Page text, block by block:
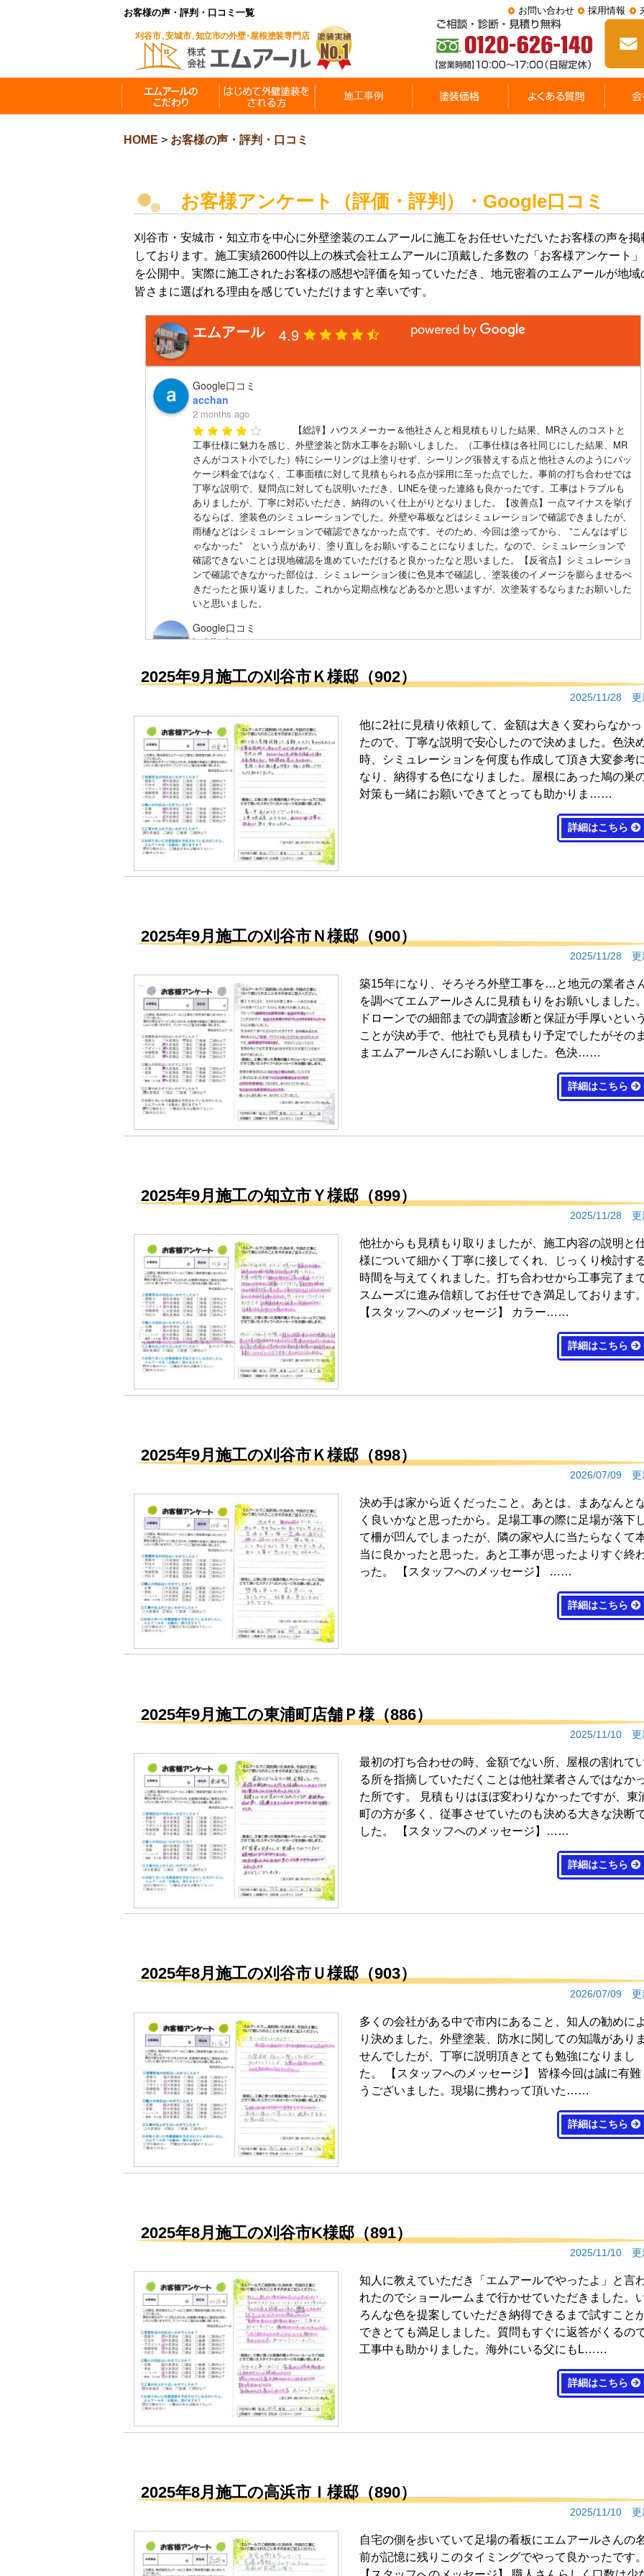
お客様の声・評判・口コミ一覧 お問い合わせ 採用情報
HOME > お客様の声・評判・口コミ
お客様アンケート（評価・評判）・Google口コミ
刈谷市・安城市・知立市を中心に外壁塗装のエムアールに施工をお任せいただいたお客様の声を掲
しております。施工実績2600件以上の株式会社エムアールに頂戴した多数の「お客様アンケート」
を公開中。実際に施工されたお客様の感想や評価を知っていただき、地元密着のエムアールが地域
皆さまに選ばれる理由を感じていただけますと幸いです。
エムアール 4.9
Google口コミ
acchan
2 months ago
【総評】ハウスメーカー＆他社さんと相見積もりした結果、MRさんのコストと
工事仕様に魅力を感じ、外壁塗装と防水工事をお願いしました。（工事仕様は各社同じにした結果、MR
さんがコスト小でした）特にシーリングは上塗りせず、シーリング張替えする点と他社さんのようにパッ
ケージ料金ではなく、工事面積に対して見積もられる点が採用に至った点でした。事前の打ち合わせでは
丁寧な説明で、疑問点に対しても説明いただき、LINEを使った連絡も良かったです。工事はトラブルも
ありましたが、丁寧に対応いただき、納得のいく仕上がりとなりました。【改善点】一点マイナスを挙げ
るならば、塗装色のシミュレーションでした。外壁や幕板などはシミュレーションで確認できましたが、
雨樋などはシミュレーションで確認できなかった点です。そのため、今回は塗ってから、 ”こんなはずじ
ゃなかった”　という点があり、塗り直しをお願いすることになりました。なので、シミュレーションで
確認できないことは現地確認を進めていただけると良かったなと思いました。【反省点】シミュレーショ
ンで確認できなかった部位は、シミュレーション後に色見本で確認し、塗装後のイメージを膨らませるべ
きだったと振り返りました。これから定期点検などあるかと思いますが、次塗装するならまたお願いした
いと思いました。
Google口コミ
kukikoko
極端な低価格を誇示せず、実直に作業工程、塗料、耐久性等を説明していただ
き、また、施工事例の多さからもわかるように丁寧な作業が決め手となりました。実際に、職人さんも技
術に裏付けられた丁寧で、実直な作業をしていただきました。特に、養生のきめ細やかさには感心しまし
た。これがあったからこそ、塗装の仕上がりが満足いくものに繋がったのだなと思いました。
Google口コミ
s F
4 months ago
施工まではとても良い対応だっただけに、すごく感謝していました。その後のア
フターフォローが残念すぎた。結局契約すればそれで良しなのでしょうか？忙しいのは分かりますが、担
当のミスで再度依頼しても謝る言葉も無かった事にとても違和感を感じます。あとは色のバリエーション
を決める時に、納期があまり無かったのもあるが「できる」と言われ、依頼したはずの内容がはずされ
た。できる事なら最終確認して欲しかったです。出来上がりを楽しみにしていたのに、何だか何とも言え
ない気持ち。それを担当に伝えても、そうですかっと言う感じでややカチンときました。もう少し顧客の
気持ちも考えて欲しい。あんなに親身だと思っていたので、信頼していましたがもう頼みたくありませ
大矢恵
8 months ago
見積もりの段階から丁寧に対応していただき施工完了までお世話になりました。
していただき職人さん達にも感謝しております。今後も保証期間お世話になりますがよろしくお願いいた
します。地元密着の信頼できる塗装会社だと思います。
Google口コミ
MO121
8 months ago
見積もりの段階から丁寧に対応していただき施工完了までお世話になりました。
他社と検討しておりましたがエムアールさんに依頼をして良かったです。施工中も点検やしっかり作業を
していただき職人さん達にも感謝しております。今後も保証期間お世話になりますがよろしくお願いいた
します。地元密着の信頼できる塗装会社だと思います。
口コミ一覧を見る
2025年9月施工の刈谷市Ｋ様邸（902）
2025/11/28 更
他に2社に見積り依頼して、金額は大きく変わらなかっ
たので、丁寧な説明で安心したので決めました。色決
時、シミュレーションを何度も作成して頂き大変参考
なり、納得する色になりました。屋根にあった鳩の巣
対策も一緒にお願いできてとっても助かりま……
詳細はこちら
2025年9月施工の刈谷市Ｎ様邸（900）
2025/11/28 更
築15年になり、そろそろ外壁工事を…と地元の業者さ
を調べてエムアールさんに見積もりをお願いしました。
ドローンでの細部までの調査診断と保証が手厚いという
ことが決め手で、他社でも見積もり予定でしたがそのま
まエムアールさんにお願いしました。色決……
詳細はこちら
2025年9月施工の知立市Ｙ様邸（899）
2025/11/28 更
他社からも見積もり取りましたが、施工内容の説明と
様について細かく丁寧に接してくれ、じっくり検討す
時間を与えてくれました。打ち合わせから工事完了ま
スムーズに進み信頼してお任せでき満足しております。
【スタッフへのメッセージ】 カラー……
詳細はこちら
2025年9月施工の刈谷市Ｋ様邸（898）
2026/07/09 更
決め手は家から近くだったこと。あとは、まあなんと
く良いかなと思ったから。足場工事の際に足場が落下
て柵が凹んでしまったが、隣の家や人に当たらなくて
当に良かったと思った。あと工事が思ったよりすぐ終
った。 【スタッフへのメッセージ】 ……
詳細はこちら
2025年9月施工の東浦町店舗Ｐ様（886）
2025/11/10 更
最初の打ち合わせの時、金額でない所、屋根の割れて
る所を指摘していただくことは他社業者さんではなか
た所です。 見積もりはほぼ変わりなかったですが、東
町の方が多く、従事させていたのも決める大きな決断
した。 【スタッフへのメッセージ】……
詳細はこちら
2025年8月施工の刈谷市Ｕ様邸（903）
2026/07/09 更
多くの会社がある中で市内にあること、知人の勧めによ
り決めました。外壁塗装、防水に関しての知識がありま
せんでしたが、丁寧に説明頂きとても勉強になりまし
た。 【スタッフへのメッセージ】 皆様今回は誠に有難
うございました。現場に携わって頂いた……
詳細はこちら
2025年8月施工の刈谷市K様邸（891）
2025/11/10 更
知人に教えていただき「エムアールでやったよ」と言
れたのでショールームまで行かせていただきました。
ろんな色を提案していただき納得できるまで試すこと
できとても満足しました。質問もすぐに返答がくるの
工事中も助かりました。海外にいる父にもL……
詳細はこちら
2025年8月施工の高浜市Ｉ様邸（890）
2025/11/10 更
自宅の側を歩いていて足場の看板にエムアールさんの
前が記憶に残りこのタイミングでやって良かったです。